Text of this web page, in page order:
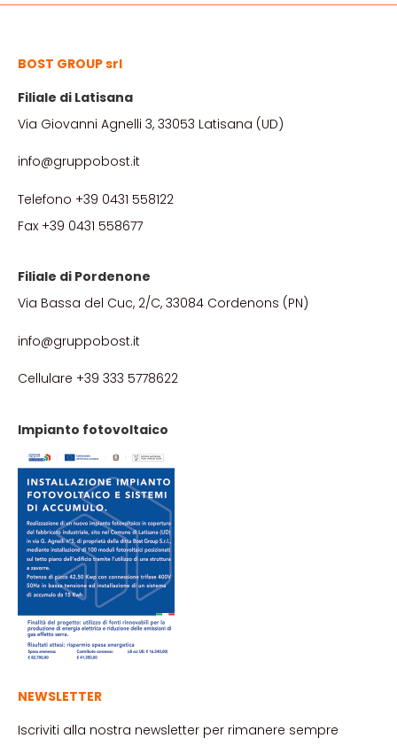
readingI
Digital
→
BOST GROUP srl
Filiale di Latisana
Via Giovanni Agnelli 3, 33053 Latisana (UD)
info@gruppobost.it
Telefono +39 0431 558122
Fax +39 0431 558677
Filiale di Pordenone
Via Bassa del Cuc, 2/C, 33084 Cordenons (PN)
info@gruppobost.it
Cellulare +39 333 5778622
Impianto fotovoltaico
NEWSLETTER
Iscriviti alla nostra newsletter per rimanere sempre